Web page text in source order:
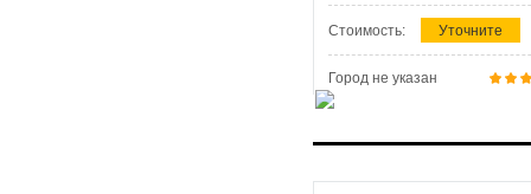
Стоимость: Уточните
Город не указан